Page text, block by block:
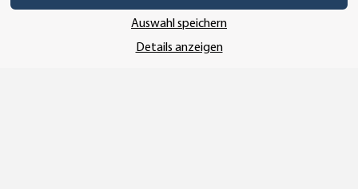
Auswahl speichern
Details anzeigen